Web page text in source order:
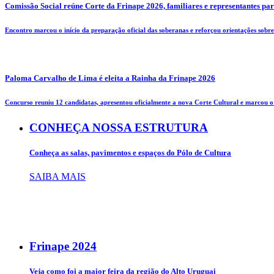
Comissão Social reúne Corte da Frinape 2026, familiares e representantes
Encontro marcou o início da preparação oficial das soberanas e reforçou orientações
Paloma Carvalho de Lima é eleita a Rainha da Frinape 2026
Concurso reuniu 12 candidatas, apresentou oficialmente a nova Corte Cultural e marcou
CONHEÇA NOSSA ESTRUTURA
Conheça as salas, pavimentos e espaços do Pólo de Cultura
SAIBA MAIS
Frinape 2024
Veja como foi a maior feira da região do Alto Uruguai